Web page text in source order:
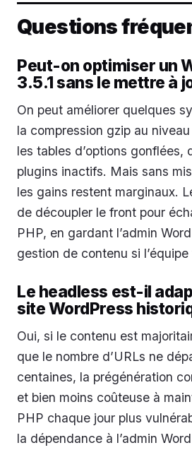
Questions
Peut-on optimiser un
3.5.1 sans le mettre à
On peut améliorer quelques
la compression gzip au
les tables d’options gonflées,
plugins inactifs. Mais sans
les gains restent marginaux.
de découpler le front pour
PHP, en gardant l’admin
gestion de contenu si
Le headless est-il
site WordPress
Oui, si le contenu est
que le nombre d’URLs ne
centaines, la prégénération
et bien moins coûteuse à
PHP chaque jour plus
la dépendance à l’admin